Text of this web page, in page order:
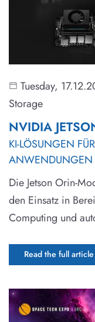
Tuesday,
Storage
NVIDIA
KI-LÖSUNGEN
ANWENDUNGEN
Die Jetson Orin-
den Einsatz in
Computing und
Read the full article